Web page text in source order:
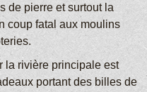
de pierre et surtout la
coup fatal aux moulins
la rivière principale est
portant des billes de